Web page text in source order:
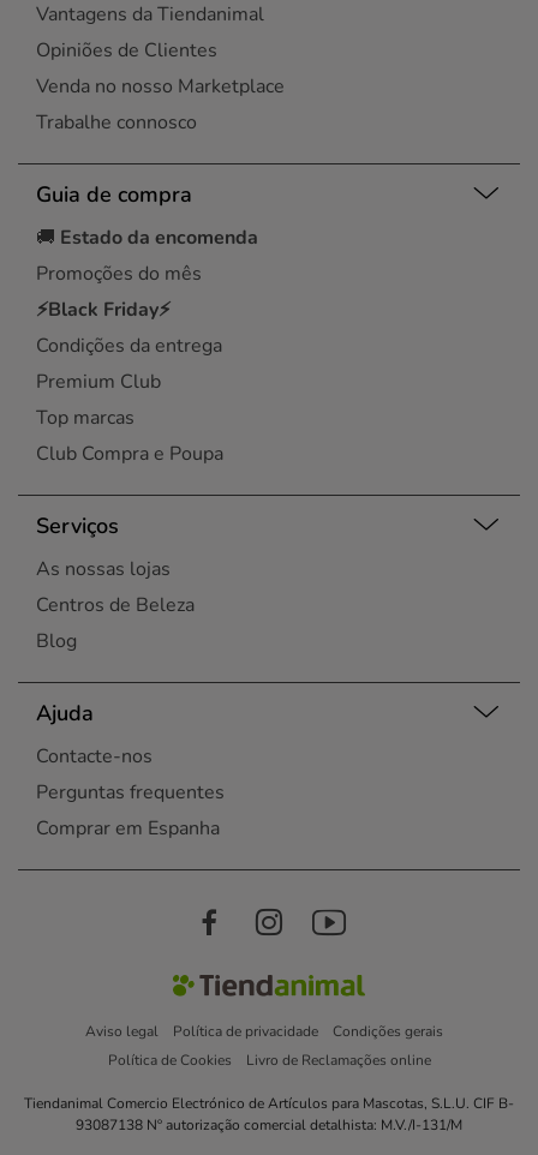
Vantagens da Tiendanimal
Opiniões de Clientes
Venda no nosso Marketplace
Trabalhe connosco
Guia de compra
🚚 Estado da encomenda
Promoções do mês
⚡Black Friday⚡
Condições da entrega
Premium Club
Top marcas
Club Compra e Poupa
Serviços
As nossas lojas
Centros de Beleza
Blog
Ajuda
Contacte-nos
Perguntas frequentes
Comprar em Espanha
Aviso legal Política de privacidade
Condições gerais
Política de Cookies
Livro de Reclamações online
Tiendanimal Comercio Electrónico de Artículos para Mascotas, S.L.U. CIF B-
93087138 Nº autorização comercial detalhista: M.V./I-131/M